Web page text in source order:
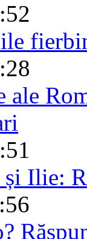
ale
Ilie: